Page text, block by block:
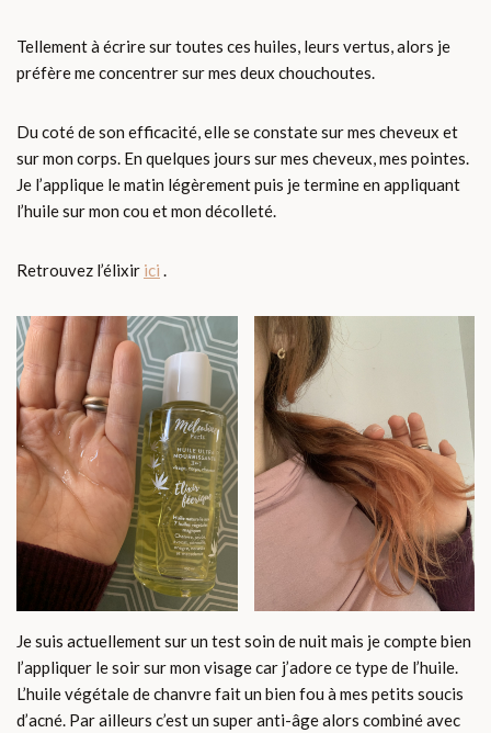
Tellement à écrire sur toutes ces huiles, leurs vertus, alors je
préfère me concentrer sur mes deux chouchoutes.
Du coté de son efficacité, elle se constate sur mes cheveux et
sur mon corps. En quelques jours sur mes cheveux, mes pointes.
Je l’applique le matin légèrement puis je termine en appliquant
l’huile sur mon cou et mon décolleté.
Retrouvez l’élixir ici .
Je suis actuellement sur un test soin de nuit mais je compte bien
l’appliquer le soir sur mon visage car j’adore ce type de l’huile.
L’huile végétale de chanvre fait un bien fou à mes petits soucis
d’acné. Par ailleurs c’est un super anti-âge alors combiné avec